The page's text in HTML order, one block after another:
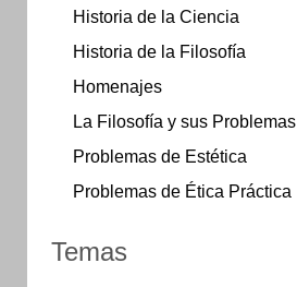
Historia de la Ciencia
Historia de la Filosofía
Homenajes
La Filosofía y sus Problemas
Problemas de Estética
Problemas de Ética Práctica
Temas